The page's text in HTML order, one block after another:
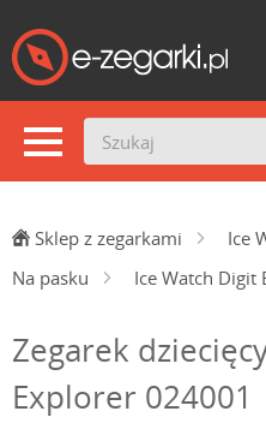
Sklep z zegarkami Ice
Na pasku
Ice Watch Digit
Zegarek
Explorer 024001